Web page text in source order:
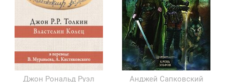
Джон Рональд Руэл
Анджей Сапковский